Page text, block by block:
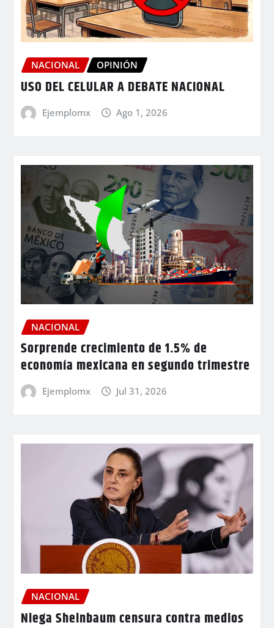
NACIONAL OPINIÓN
USO DEL CELULAR A DEBATE NACIONAL
Ejemplomx Ago 1, 2026
NACIONAL
Sorprende crecimiento de 1.5% de
economía mexicana en segundo trimestre
Ejemplomx Jul 31, 2026
NACIONAL
Niega Sheinbaum censura contra medios